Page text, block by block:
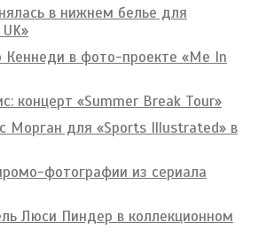
в нижнем белье для
Кеннеди в фото-проекте «Me In
концерт «Summer Break Tour»
Морган для «Sports Illustrated» в
фотографии из сериала
Люси Пиндер в коллекционном